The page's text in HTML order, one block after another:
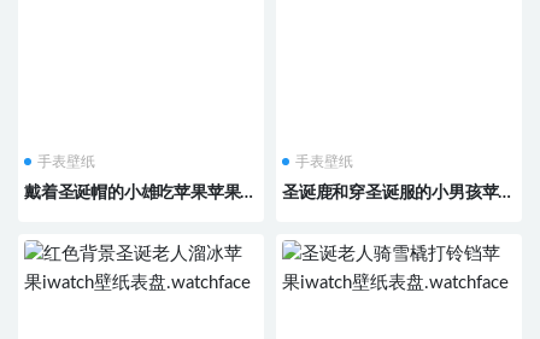
手表壁纸
戴着圣诞帽的小雄吃苹果苹果
手表壁纸
圣诞鹿和穿圣诞服的小男孩苹果